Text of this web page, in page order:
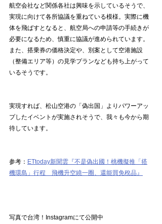
航空会社など関係各社は興味を示しているそうで、
実現に向けて各所協議を重ねている模様。実際に機
体を飛ばすとなると、航空局への申請等の手続きが
必要になるため、慎重に協議が進められています。
また、搭乗券の価格決定や、別案として空港施設
（整備エリア等）の見学プランなども持ち上がって
いるそうです。
実現すれば、松山空港の「偽出国」よりパワーアッ
プしたイベントが実施されそうで、我々も今から期
待しています。
参考： ETtoday新聞雲『不是偽出國！桃機擬推「搭
機環島」行程　飛機升空繞一圈、還能買免稅品』
写真で台湾！Instagramにて公開中